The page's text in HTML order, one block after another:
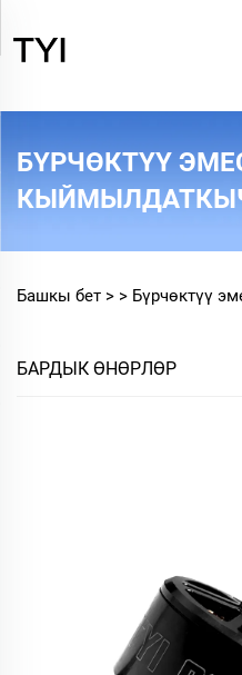
БҮРЧӨКТҮҮ
Башкы бет > > Бүрчөктүү
БАРДЫК ӨНӨРЛӨР